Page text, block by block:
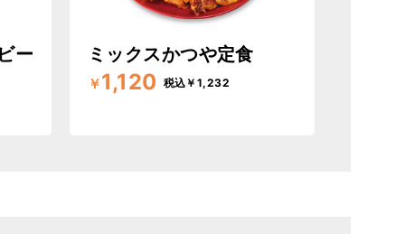
ー ミックスかつや定食
￥1,120 税込￥1,232